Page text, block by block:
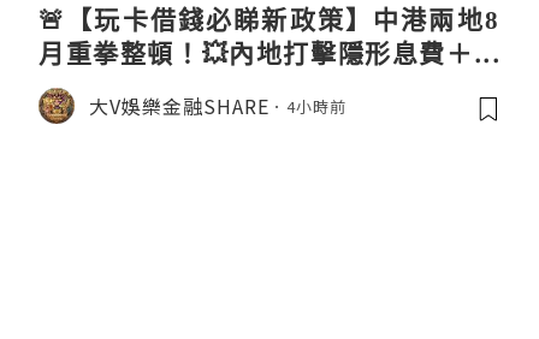
🚨【玩卡借錢必睇新政策】中港兩地8
月重拳整頓！💥內地打擊隱形息費＋香
港財仔收緊🔒，玩卡點樣避開中伏？💡
大V娛樂金融SHARE 4小時前